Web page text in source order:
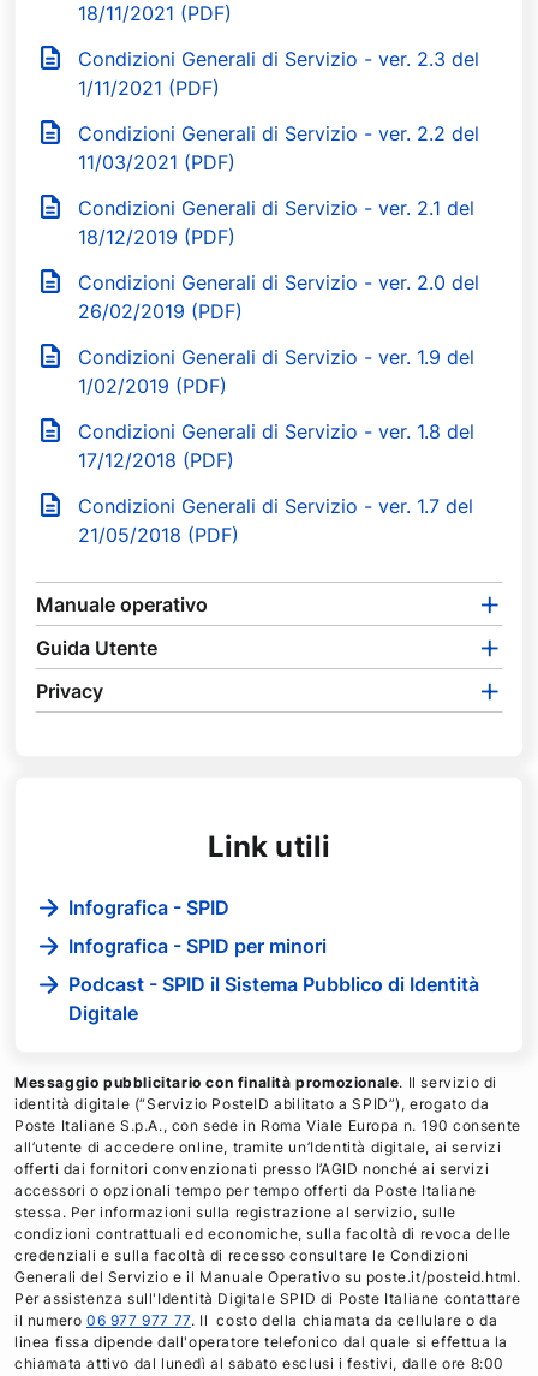
18/11/2021 (PDF)
Condizioni Generali di Servizio - ver. 2.3 del
1/11/2021 (PDF)
Condizioni Generali di Servizio - ver. 2.2 del
11/03/2021 (PDF)
Condizioni Generali di Servizio - ver. 2.1 del
18/12/2019 (PDF)
Condizioni Generali di Servizio - ver. 2.0 del
26/02/2019 (PDF)
Condizioni Generali di Servizio - ver. 1.9 del
1/02/2019 (PDF)
Condizioni Generali di Servizio - ver. 1.8 del
17/12/2018 (PDF)
Condizioni Generali di Servizio - ver. 1.7 del
21/05/2018 (PDF)
Manuale operativo
Guida Utente
Privacy
Link utili
Infografica - SPID
Infografica - SPID per minori
Podcast - SPID il Sistema Pubblico di Identità
Digitale
Messaggio pubblicitario con finalità promozionale. Il servizio di
identità digitale (“Servizio PosteID abilitato a SPID”), erogato da
Poste Italiane S.p.A., con sede in Roma Viale Europa n. 190 consente
all’utente di accedere online, tramite un’Identità digitale, ai servizi
offerti dai fornitori convenzionati presso l’AGID nonché ai servizi
accessori o opzionali tempo per tempo offerti da Poste Italiane
stessa. Per informazioni sulla registrazione al servizio, sulle
condizioni contrattuali ed economiche, sulla facoltà di revoca delle
credenziali e sulla facoltà di recesso consultare le Condizioni
Generali del Servizio e il Manuale Operativo su poste.it/posteid.html.
Per assistenza sull'Identità Digitale SPID di Poste Italiane contattare
il numero 06 977 977 77. Il costo della chiamata da cellulare o da
linea fissa dipende dall'operatore telefonico dal quale si effettua la
chiamata attivo dal lunedì al sabato esclusi i festivi, dalle ore 8:00